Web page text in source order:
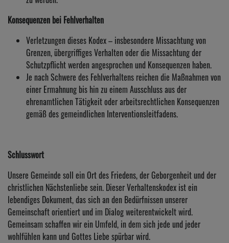
Konsequenzen bei Fehlverhalten
Verletzungen dieses Kodex – insbesondere Missachtung von
Grenzen, übergriffiges Verhalten oder die Missachtung der
Schutzpflicht werden angesprochen und Konsequenzen haben.
Je nach Schwere des Fehlverhaltens reichen die Maßnahmen von
einer Ermahnung bis hin zu einem Ausschluss aus der
ehrenamtlichen Tätigkeit oder arbeitsrechtlichen Konsequenzen
gemäß des gemeindlichen Interventionsleitfadens.
Schlusswort
Unsere Gemeinde soll ein Ort des Friedens, der Geborgenheit und der
christlichen Nächstenliebe sein. Dieser Verhaltenskodex ist ein
lebendiges Dokument, das sich an den Bedürfnissen unserer
Gemeinschaft orientiert und im Dialog weiterentwickelt wird.
Gemeinsam schaffen wir ein Umfeld, in dem sich jede und jeder
wohlfühlen kann und Gottes Liebe spürbar wird.